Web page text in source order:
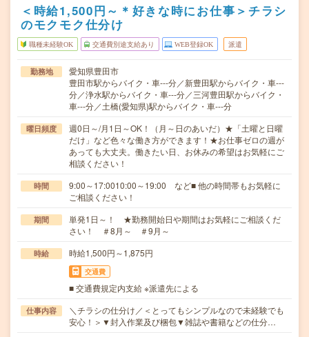
＜時給1,500円～＊好きな時にお仕事＞チラシ
のモクモク仕分け
職種未経験OK 交通費別途支給あり WEB登録OK 派遣
勤務地
愛知県豊田市
豊田市駅からバイク・車---分／新豊田駅からバイク・車---
分／浄水駅からバイク・車---分／三河豊田駅からバイク・
車---分／土橋(愛知県)駅からバイク・車---分
曜日頻度
週0日～/月1日～OK！（月～日のあいだ）★「土曜と日曜
だけ」など色々な働き方ができます！★お仕事ゼロの週が
あっても大丈夫。働きたい日、お休みの希望はお気軽にご
相談ください！
時間
9:00～17:0010:00～19:00 など■ 他の時間帯もお気軽に
ご相談ください！
期間
単発1日～！ ★勤務開始日や期間はお気軽にご相談くだ
さい！ ＃8月～ ＃9月～
時給 時給1,500円～1,875円
交通費
■ 交通費規定内支給 ※派遣先による
仕事内容
＼チラシの仕分け／＜とってもシンプルなので未経験でも
安心！＞▼封入作業及び梱包▼雑誌や書籍などの仕分…